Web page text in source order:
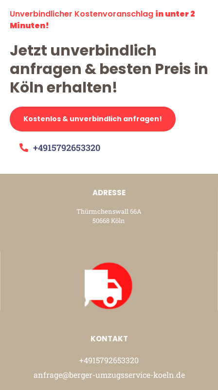
Unverbindlicher Kostenvoranschlag in unter 2
Minuten!
Jetzt unverbindlich
anfragen & besten Preis in
Köln erhalten!
Kostenlos & unverbindlich anfragen!
+4915792653320
ADRESSE
Thürmchenswall 66A
50668 Köln
KONTAKT
+4915792653320
anfrage@berger-umzugsservice-koeln.de